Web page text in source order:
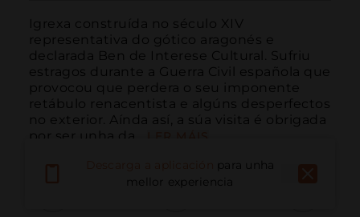
Igrexa construída no século XIV
representativa do gótico aragonés e
declarada Ben de Interese Cultural. Sufriu
estragos durante a Guerra Civil española que
provocou que perdera o seu imponente
retábulo renacentista e algúns desperfectos
no exterior. Aínda así, a súa visita é obrigada
por ser unha da...
para unha
mellor experiencia